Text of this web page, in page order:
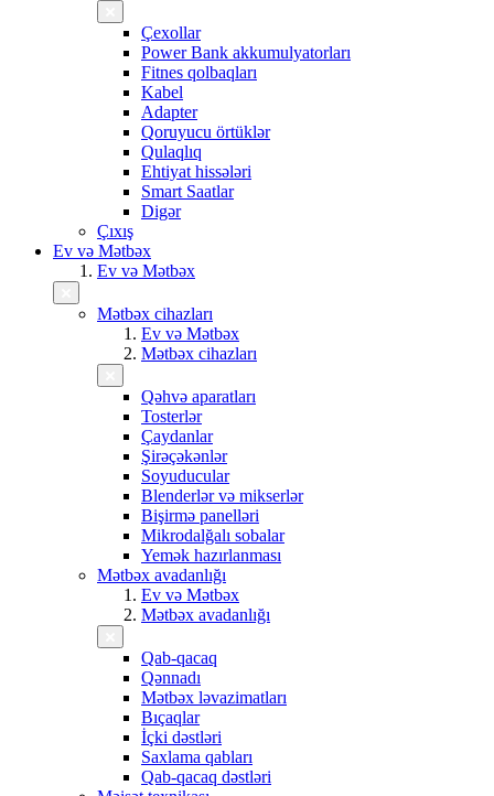
Çexollar
Power Bank akkumulyatorları
Fitnes qolbaqları
Kabel
Adapter
Qoruyucu örtüklər
Qulaqlıq
Ehtiyat hissələri
Smart Saatlar
Digər
Çıxış
Ev və Mətbəx
Ev və Mətbəx
Mətbəx cihazları
Ev və Mətbəx
Mətbəx cihazları
Qəhvə aparatları
Tosterlər
Çaydanlar
Şirəçəkənlər
Soyuducular
Blenderlər və mikserlər
Bişirmə panelləri
Mikrodalğalı sobalar
Yemək hazırlanması
Mətbəx avadanlığı
Ev və Mətbəx
Mətbəx avadanlığı
Qab-qacaq
Qənnadı
Mətbəx ləvazimatları
Bıçaqlar
İçki dəstləri
Saxlama qabları
Qab-qacaq dəstləri